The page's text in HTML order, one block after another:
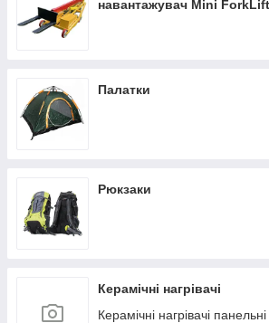
навантажувач Mini ForkLift
Палатки
Рюкзаки
Керамічні нагрівачі
Керамічні нагрівачі панельні